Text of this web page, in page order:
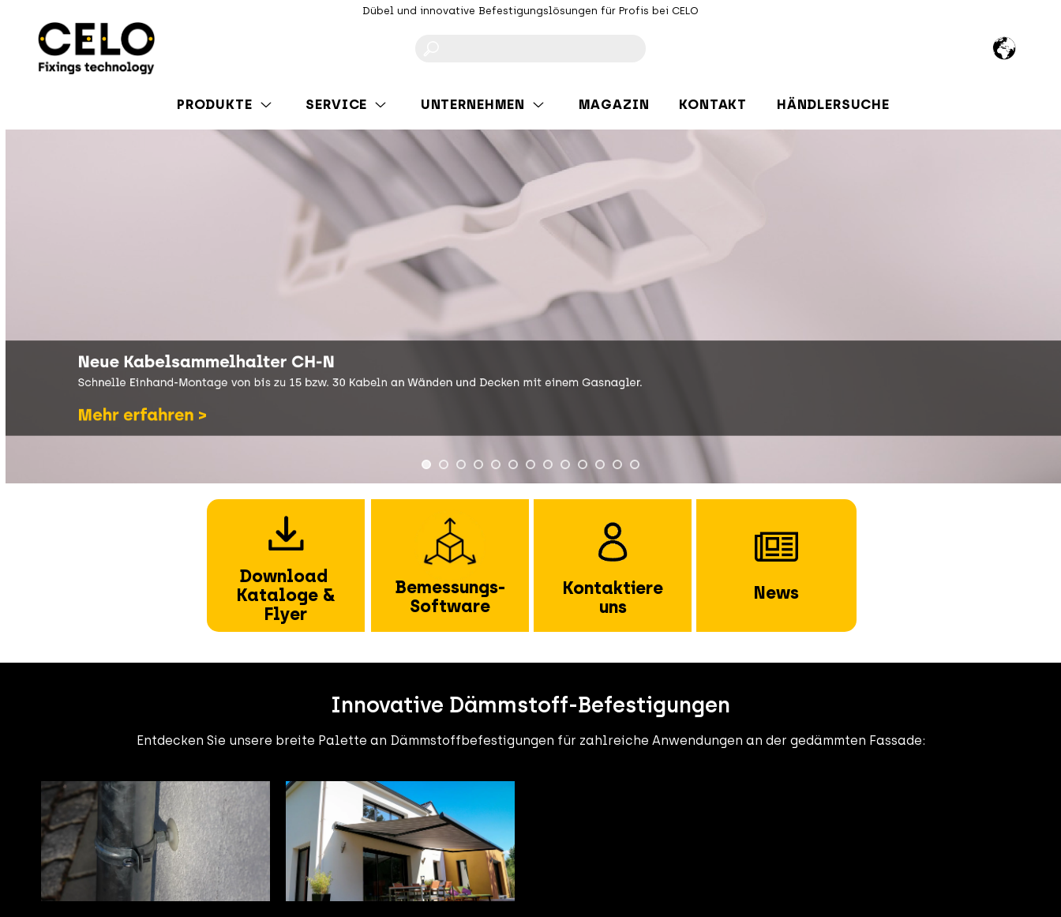
Dübel und innovative Befestigungslösungen für Profis bei CELO
PRODUKTE SERVICE UNTERNEHMEN MAGAZIN KONTAKT HÄNDLERSUCHE
Download
Kataloge &
Flyer
Bemessungs-
Software
Kontaktiere
uns
News
Innovative Dämmstoff-Befestigungen
Entdecken Sie unsere breite Palette an Dämmstoffbefestigungen für zahlreiche Anwendungen an der gedämmten Fassade: